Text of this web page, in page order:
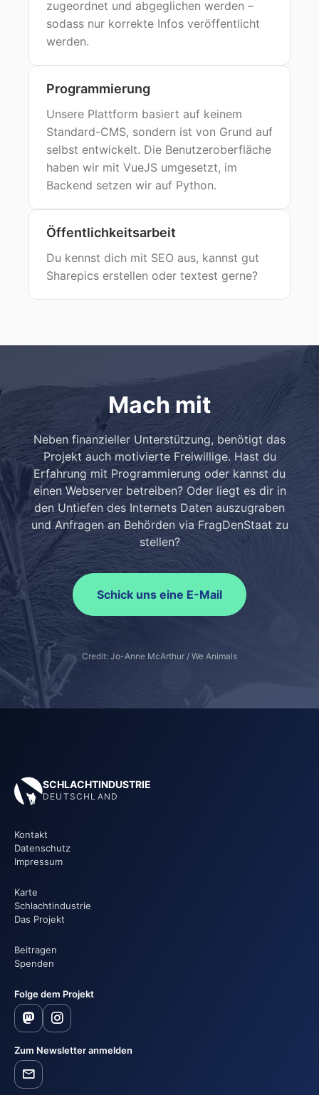
zugeordnet und abgeglichen werden –
sodass nur korrekte Infos veröffentlicht
werden.
Programmierung
Unsere Plattform basiert auf keinem
Standard-CMS, sondern ist von Grund auf
selbst entwickelt. Die Benutzeroberfläche
haben wir mit VueJS umgesetzt, im
Backend setzen wir auf Python.
Öffentlichkeitsarbeit
Du kennst dich mit SEO aus, kannst gut
Sharepics erstellen oder textest gerne?
Mach mit
Neben finanzieller Unterstützung, benötigt das
Projekt auch motivierte Freiwillige. Hast du
Erfahrung mit Programmierung oder kannst du
einen Webserver betreiben? Oder liegt es dir in
den Untiefen des Internets Daten auszugraben
und Anfragen an Behörden via FragDenStaat zu
stellen?
Schick uns eine E-Mail
Credit: Jo-Anne McArthur / We Animals
SCHLACHTINDUSTRIE
DEUTSCHLAND
Kontakt
Datenschutz
Impressum
Karte
Schlachtindustrie
Das Projekt
Beitragen
Spenden
Folge dem Projekt
Zum Newsletter anmelden